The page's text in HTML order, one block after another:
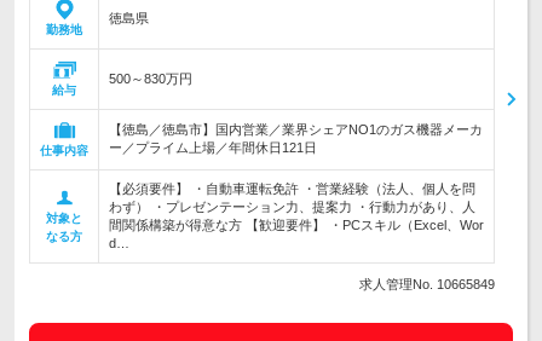
勤務地
徳島県
給与
500～830万円
仕事内容
【徳島／徳島市】国内営業／業界シェアNO1のガス機器メーカ
ー／プライム上場／年間休日121日
対象と
なる方
【必須要件】 ・自動車運転免許 ・営業経験（法人、個人を問
わず） ・プレゼンテーション力、提案力 ・行動力があり、人
間関係構築が得意な方 【歓迎要件】 ・PCスキル（Excel、Wor
d…
求人管理No. 10665849